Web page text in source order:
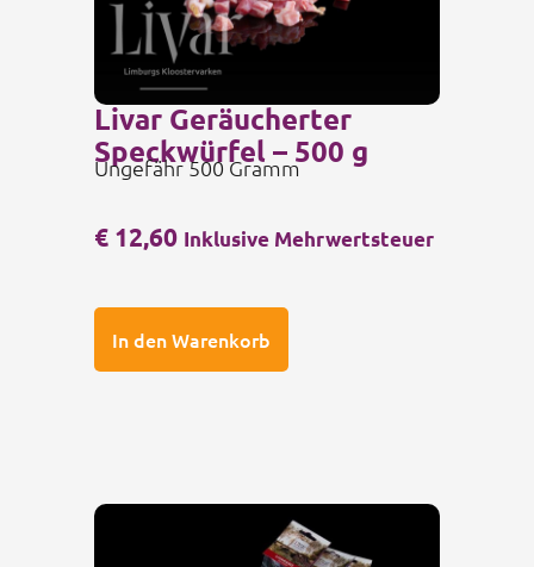
€12,60 Inklusive Mehrwertsteuer
In den Warenkorb
Livar Geräucherter
Speckwürfel – 500 g
Ungefähr 500 Gramm